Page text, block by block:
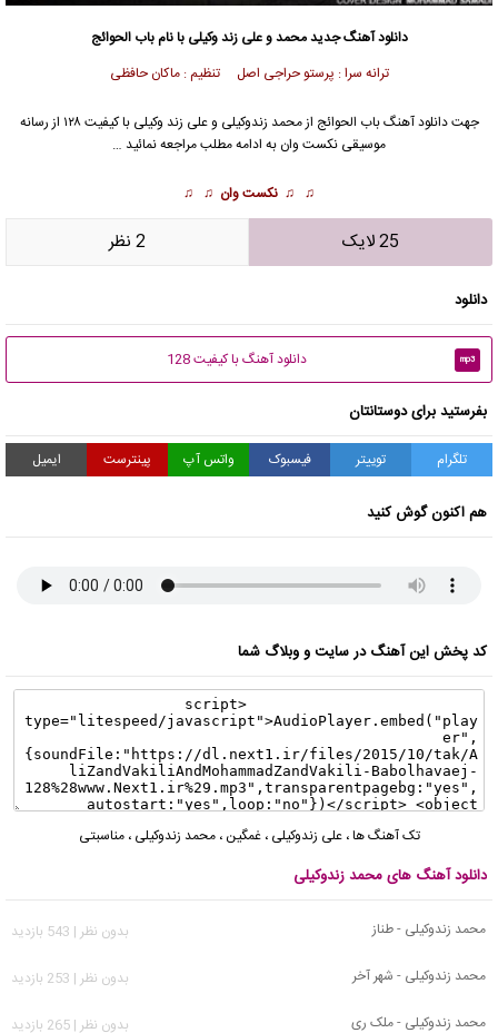
دانلود آهنگ جدیدمحمد وعلی زند وکیلی با نام باب الحوائج
ترانه سرا : پرستو حراجی اصل تنظیم : ماکان حافظی
جهت دانلود آهنگ باب الحوائج ازمحمد زندوکیلی
و علی زند وکیلی با کیفیت ۱۲۸ از رسانه
موسیقی نکست وان به ادامه مطلب مراجعه نمائید …
♫ ♫ نکست وان ♫ ♫
25 لایک 2 نظر
دانلود
mp3 دانلود آهنگ با کیفیت 128
بفرستید برای دوستانتان
تلگرام توییتر فیسبوک واتس آپ پینترست ایمیل
هم اکنون گوش کنید
کد پخش این آهنگ در سایت و وبلاگ شما
تک آهنگ ها،علی زندوکیلی ،غمگین ،محمد زندوکیلی ،مناسبتی
دانلود آهنگ های محمد زندوکیلی
محمد زندوکیلی - طناز
بدون نظر | 543 بازدید
محمد زندوکیلی - شهر آخر
بدون نظر | 253 بازدید
محمد زندوکیلی - ملک ری
بدون نظر | 265 بازدید